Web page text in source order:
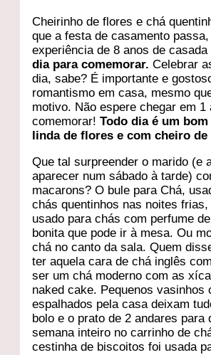
Cheirinho de flores e chá
que a festa de casamento
experiência de 8 anos de
dia para comemorar. Celebrar
dia, sabe? É importante e
romantismo em casa, mesmo
motivo. Não espere chegar em 1
comemorar!Todo dia é um
linda de flores e com cheiro
Que tal surpreender o marido (e
aparecer num sábado à tarde)
macarons? O bule para Chá,
chás quentinhos nas noites
usado para chás com perfume
bonita que pode ir à mesa. Ou
chá no canto da sala. Quem
ter aquela cara de chá inglês
ser um chá moderno com as
naked cake. Pequenos vasinhos
espalhados pela casa deixam
bolo e o prato de 2 andares
semana inteiro no carrinho de
cestinha de biscoitos foi usada